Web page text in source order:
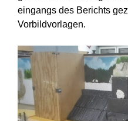
eingangs des Berichts
Vorbildvorlagen.